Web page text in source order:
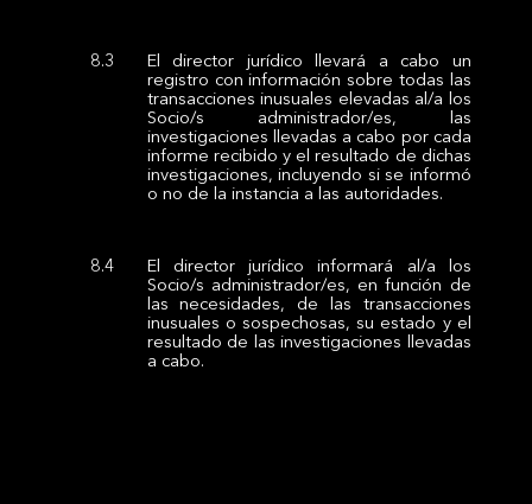
El director jurídico llevará a cabo un
registro con información sobre todas las
transacciones inusuales elevadas al/a los
Socio/s administrador/es, las
investigaciones llevadas a cabo por cada
informe recibido y el resultado de dichas
investigaciones, incluyendo si se informó
o no de la instancia a las autoridades.
El director jurídico informará al/a los
Socio/s administrador/es, en función de
las necesidades, de las transacciones
inusuales o sospechosas, su estado y el
resultado de las investigaciones llevadas
a cabo.